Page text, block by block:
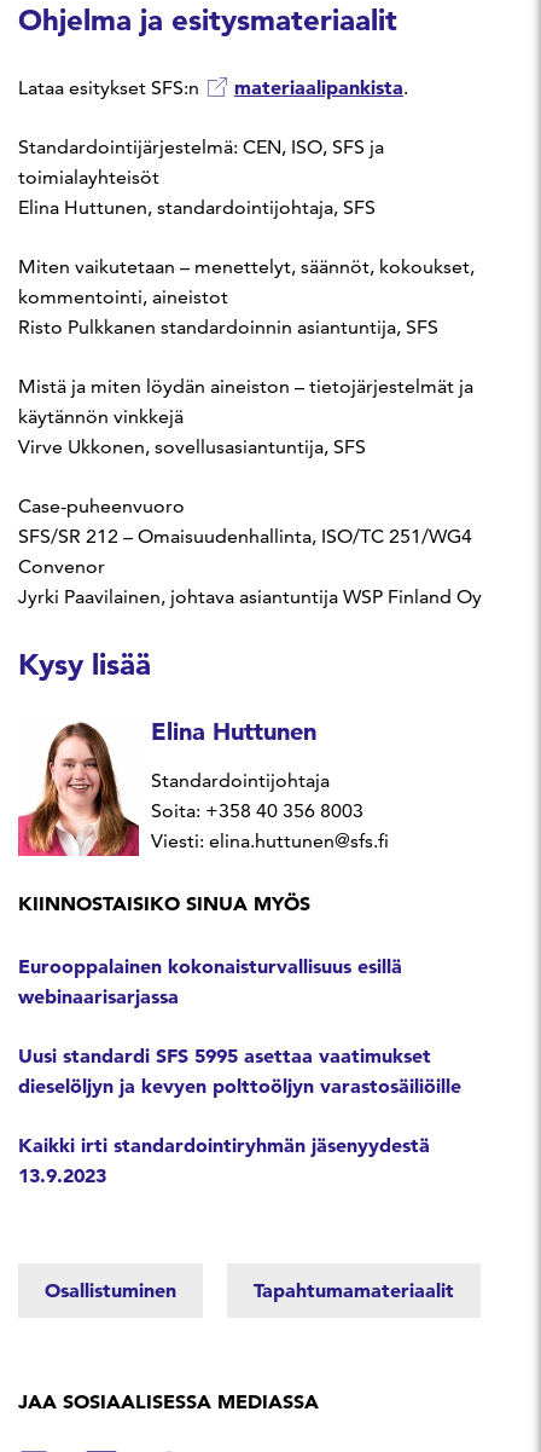
Ohjelma ja esitysmateriaalit
Lataa esitykset SFS:n materiaalipankista.
Standardointijärjestelmä: CEN, ISO, SFS ja
toimialayhteisöt
Elina Huttunen, standardointijohtaja, SFS
Miten vaikutetaan – menettelyt, säännöt, kokoukset,
kommentointi, aineistot
Risto Pulkkanen standardoinnin asiantuntija, SFS
Mistä ja miten löydän aineiston – tietojärjestelmät ja
käytännön vinkkejä
Virve Ukkonen, sovellusasiantuntija, SFS
Case-puheenvuoro
SFS/SR 212 – Omaisuudenhallinta, ISO/TC 251/WG4
Convenor
Jyrki Paavilainen, johtava asiantuntija WSP Finland Oy
Kysy lisää
Elina Huttunen
Standardointijohtaja
Soita: +358 40 356 8003
Viesti: elina.huttunen@sfs.fi
KIINNOSTAISIKO SINUA MYÖS
Eurooppalainen kokonaisturvallisuus esillä
webinaarisarjassa
Uusi standardi SFS 5995 asettaa vaatimukset
dieselöljyn ja kevyen polttoöljyn varastosäiliöille
Kaikki irti standardointiryhmän jäsenyydestä
13.9.2023
Osallistuminen Tapahtumamateriaalit
JAA SOSIAALISESSA MEDIASSA